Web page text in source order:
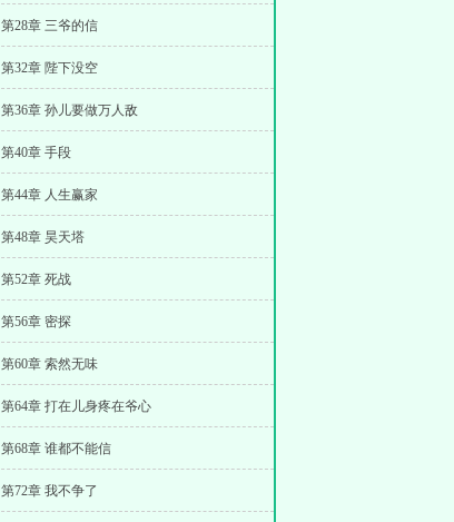
第28章 三爷的信
第32章 陛下没空
第36章 孙儿要做万人敌
第40章 手段
第44章 人生赢家
第48章 昊天塔
第52章 死战
第56章 密探
第60章 索然无味
第64章 打在儿身疼在爷心
第68章 谁都不能信
第72章 我不争了